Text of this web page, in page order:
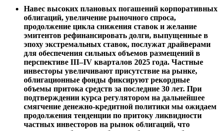
Навес высоких плановых погашений корпоративных
облигаций, увеличение рыночного спроса,
продолжение цикла снижения ставок и желание
эмитентов рефинансировать долги, выпущенные в
эпоху экстремальных ставок, послужат драйверами
для обеспечения сильных объемов размещений в
перспективе III–IV кварталов 2025 года. Частные
инвесторы увеличивают присутствие на рынке,
облигационные фонды фиксируют рекордные
объемы притока средств за последние 30 лет. При
подтверждении курса регулятором на дальнейшее
смягчение денежно-кредитной политики мы ожидаем
продолжения тенденции по притоку ликвидности
частных инвесторов на рынок облигаций, что